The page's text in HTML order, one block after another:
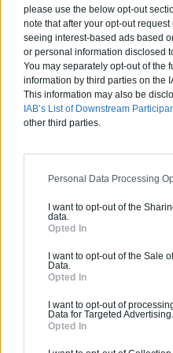
please use the below opt-out
note that after your opt-out
seeing interest-based ads based
or personal information disclosed
You may separately opt-out of the
information by third parties on the
This information may also be
IAB’s List of Downstream
other third parties.
Personal Data Processing
I want to opt-out of the
data.
Opted In
I want to opt-out of the Sale
Data.
Opted In
I want to opt-out of
Data for Targeted Advertising.
Opted In
Le bleu et le jaune se
On peut utiliser des tons de
particulièrement attentif au
tirent vers le jaune fluo sont
peut être utilisé, à condition
Le jeu de textures peut
un salon en jaune.
Pour les meubles et la
sobre. Des meubles en
tissus, le jaune se marie
condition de bien choisir la
munir de nuanciers avant